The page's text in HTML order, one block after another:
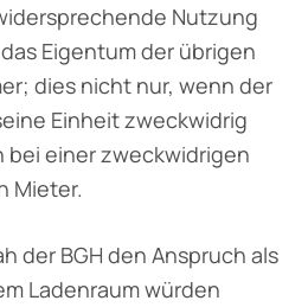
Nutzung
Eigentum der übrigen
dies nicht nur, wenn der
Einheit zweckwidrig
bei einer zweckwidrigen
Mieter.
der BGH den Anspruch als
Ladenraum würden